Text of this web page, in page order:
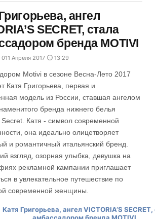
ангел
SECRET, стала
бренда MOTIVI
011 Апреля 2017 13:29
Motivi в сезоне Весна-Лето 2017
Катя Григорьева, первая и
модель из России, ставшая ангелом
бренда нижнего белья
Secret. Катя - символ современной
она идеально олицетворяет
и романтичный итальянский бренд.
взгляд, озорная улыбка, девушка на
рекламной кампании приглашает
в увлекательное путешествие по
современной женщины.